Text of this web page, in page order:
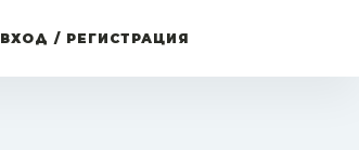
ВХОД / РЕГИСТРАЦИЯ